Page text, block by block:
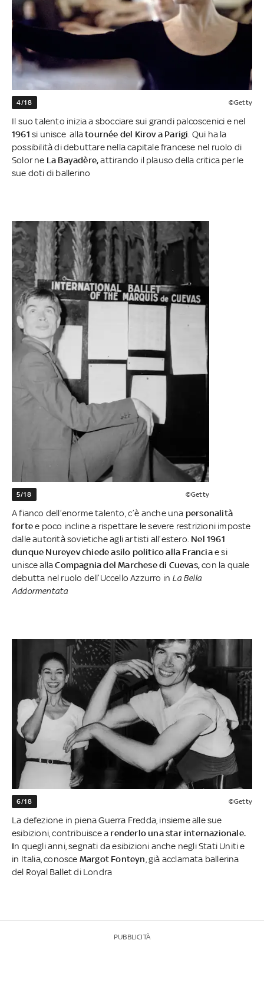
4/18 ©Getty
Il suo talento inizia a sbocciare sui grandi palcoscenici e nel
1961 si unisce allatournée del Kirov a Parigi . Qui ha la
possibilità di debuttare nella capitale francese nel ruolo di
Solor ne La Bayadère,attirando il plauso della critica per le
sue doti di ballerino
5/18 ©Getty
A fianco dell’enorme talento, c’è anche una personalità
fortee poco incline a rispettare le severe restrizioni imposte
dalle autorità sovietiche agli artisti all’estero. Nel 1961
dunque Nureyev chiede asilo politico alla Franciae si
unisce allaCompagnia del Marchese di Cuevas,con la quale
debutta nel ruolo dell’Uccello Azzurro in La Bella
Addormentata
6/18 ©Getty
La defezione in piena Guerra Fredda, insieme alle sue
esibizioni, contribuisce a renderlo una star internazionale.
In quegli anni, segnati da esibizioni anche negli Stati Uniti e
in Italia, conosce Margot Fonteyn , già acclamata ballerina
del Royal Ballet di Londra
PUBBLICITÀ